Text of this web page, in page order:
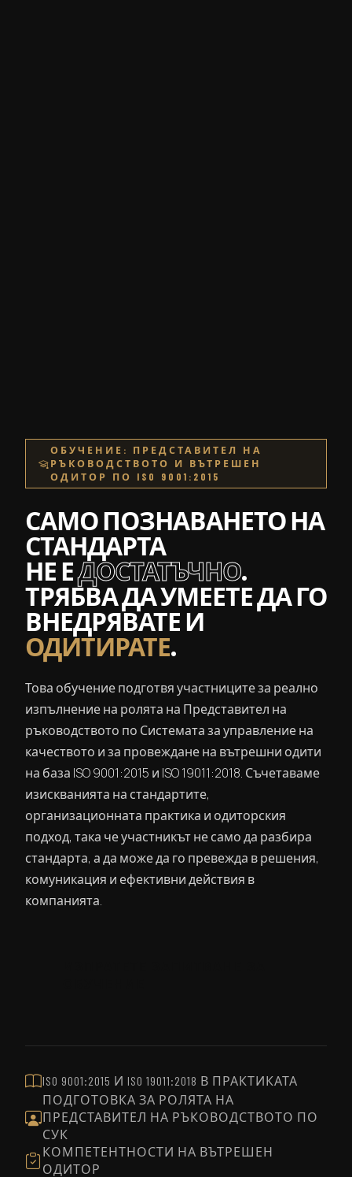
ОБУЧЕНИЕ: ПРЕДСТАВИТЕЛ НА
РЪКОВОДСТВОТО И ВЪТРЕШЕН
ОДИТОР ПО ISO 9001:2015
САМО ПОЗНАВАНЕТО НА
СТАНДАРТА
НЕ ЕДОСТАТЪЧНО.
ТРЯБВА ДА УМЕЕТЕ ДА ГО
ВНЕДРЯВАТЕ И
ОДИТИРАТЕ.
Това обучение подготвя участниците за реално
изпълнение на ролята на Представител на
ръководството по Системата за управление на
качеството и за провеждане на вътрешни одити
на база ISO 9001:2015 и ISO 19011:2018. Съчетаваме
изискванията на стандартите,
организационната практика и одиторския
подход, така че участникът не само да разбира
стандарта, а да може да го превежда в решения,
комуникация и ефективни действия в
компанията.
ISO 9001:2015 И ISO 19011:2018 В ПРАКТИКАТА
ПОДГОТОВКА ЗА РОЛЯТА НА
ПРЕДСТАВИТЕЛ НА РЪКОВОДСТВОТО ПО
СУК
КОМПЕТЕНТНОСТИ НА ВЪТРЕШЕН
ОДИТОР